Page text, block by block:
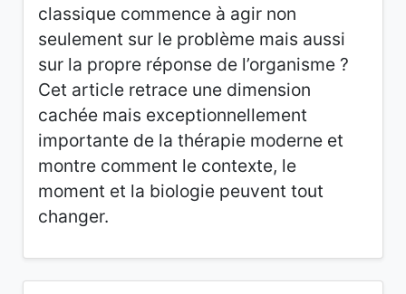
classique commence à agir non
seulement sur le problème mais aussi
sur la propre réponse de l’organisme ?
Cet article retrace une dimension
cachée mais exceptionnellement
importante de la thérapie moderne et
montre comment le contexte, le
moment et la biologie peuvent tout
changer.